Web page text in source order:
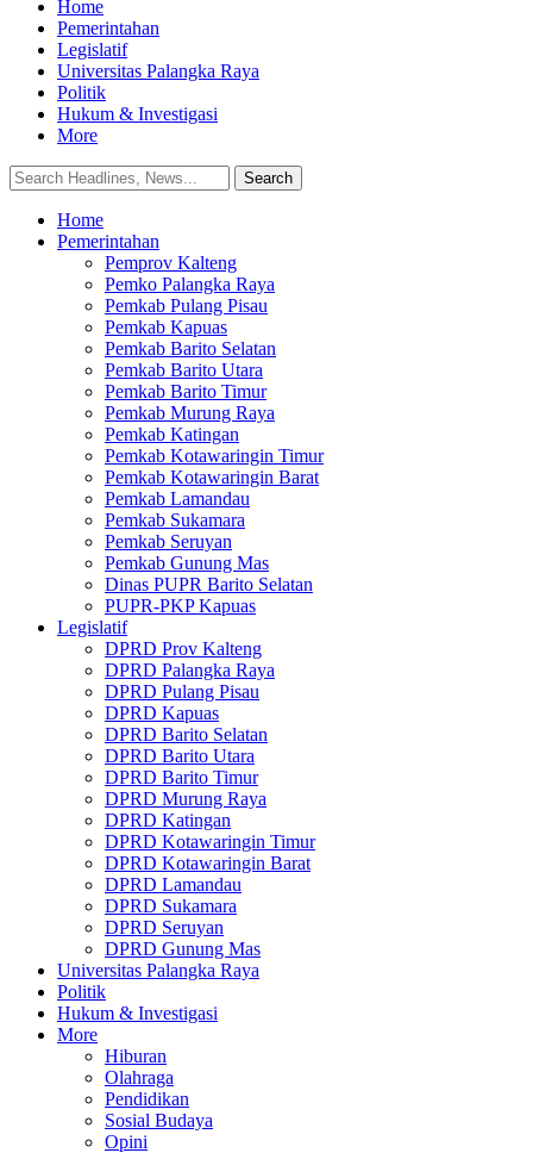
Home
Pemerintahan
Legislatif
Universitas Palangka Raya
Politik
Hukum & Investigasi
More
Home
Pemerintahan
Pemprov Kalteng
Pemko Palangka Raya
Pemkab Pulang Pisau
Pemkab Kapuas
Pemkab Barito Selatan
Pemkab Barito Utara
Pemkab Barito Timur
Pemkab Murung Raya
Pemkab Katingan
Pemkab Kotawaringin Timur
Pemkab Kotawaringin Barat
Pemkab Lamandau
Pemkab Sukamara
Pemkab Seruyan
Pemkab Gunung Mas
Dinas PUPR Barito Selatan
PUPR-PKP Kapuas
Legislatif
DPRD Prov Kalteng
DPRD Palangka Raya
DPRD Pulang Pisau
DPRD Kapuas
DPRD Barito Selatan
DPRD Barito Utara
DPRD Barito Timur
DPRD Murung Raya
DPRD Katingan
DPRD Kotawaringin Timur
DPRD Kotawaringin Barat
DPRD Lamandau
DPRD Sukamara
DPRD Seruyan
DPRD Gunung Mas
Universitas Palangka Raya
Politik
Hukum & Investigasi
More
Hiburan
Olahraga
Pendidikan
Sosial Budaya
Opini